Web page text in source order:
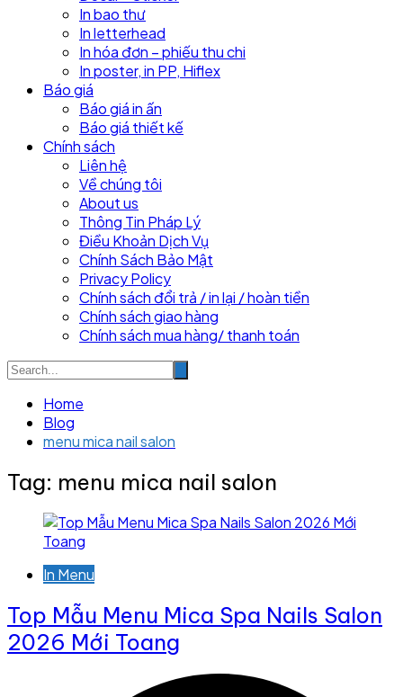
In bao thư
In letterhead
In hóa đơn – phiếu thu chi
In poster, in PP, Hiflex
Báo giá
Báo giá in ấn
Báo giá thiết kế
Chính sách
Liên hệ
Về chúng tôi
About us
Thông Tin Pháp Lý
Điều Khoản Dịch Vụ
Chính Sách Bảo Mật
Privacy Policy
Chính sách đổi trả / in lại / hoàn tiền
Chính sách giao hàng
Chính sách mua hàng/ thanh toán
Home
Blog
menu mica nail salon
Tag: menu mica nail salon
In Menu
Top Mẫu Menu Mica Spa Nails Salon
2026 Mới Toang